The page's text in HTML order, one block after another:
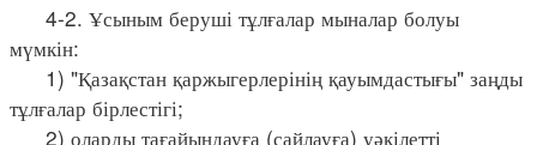
4-2. Ұсыным беруші тұлғалар мыналар болуы
мүмкін:
1) "Қазақстан қаржыгерлерінің қауымдастығы" заңды
тұлғалар бірлестігі;
2) оларды тағайындауға (сайлауға) уәкілетті